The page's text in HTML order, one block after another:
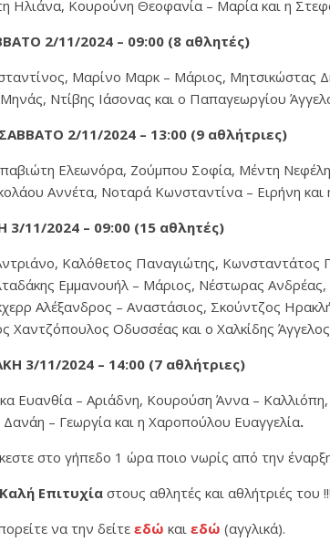
Ηλιάνα, Κουρούνη Θεοφανία – Μαρία και η
2/11/2024 – 09:00 (8 αθλητές)
Μαρίνο Μαρκ – Μάριος, Μητσικώστας
Ντίβης Ιάσονας και ο Παπαγεωργίου
2/11/2024 – 13:00 (9 αθλήτριες)
Ελεωνόρα, Ζούμπου Σοφία, Μέντη
Αννέτα, Νοταρά Κωνσταντίνα – Ειρήνη
11/2024 – 09:00 (15 αθλητές)
Καλόθετος Παναγιώτης, Κωνσταντάτος
Εμμανουήλ – Μάριος, Νέστωρας Ανδρέας,
Αλέξανδρος – Αναστάσιος, Σκούντζος
Χαντζόπουλος Οδυσσέας και ο Χαλκίδης
3/11/2024 – 14:00 (7 αθλήτριες)
Ευανθία – Αριάδνη, Κουρούση Άννα –
– Γεωργία και η Χαροπούλου Ευαγγελία.
στο γήπεδο 1 ώρα ποιο νωρίς από την
Καλή Επιτυχία στους αθλητές και αθλήτριές του !!!
να την δείτε εδώ και εδώ (αγγλικά).